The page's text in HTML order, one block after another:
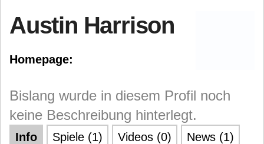
Austin Harrison
Homepage:
Bislang wurde in diesem Profil noch
keine Beschreibung hinterlegt.
Info Spiele (1) Videos (0) News (1)